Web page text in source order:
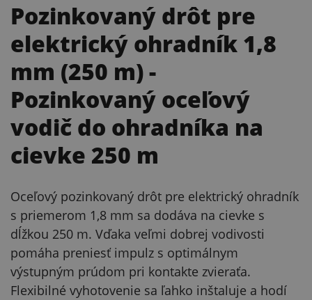
Pozinkovaný drôt pre
elektrický ohradník 1,8
mm (250 m)-
Pozinkovaný oceľový
vodič do ohradníka na
cievke 250 m
Oceľový pozinkovaný drôt pre elektrický ohradník
s priemerom 1,8 mm sa dodáva na cievke s
dĺžkou 250 m. Vďaka veľmi dobrej vodivosti
pomáha preniesť impulz s optimálnym
výstupným prúdom pri kontakte zvieraťa.
Flexibilné vyhotovenie sa ľahko inštaluje a hodí